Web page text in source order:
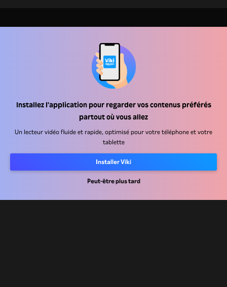
Installez l'application pour regarder vos contenus préférés
partout où vous allez
Un lecteur vidéo fluide et rapide, optimisé pour votre téléphone et votre
tablette
Installer Viki
Peut-être plus tard
Centre d'assistance